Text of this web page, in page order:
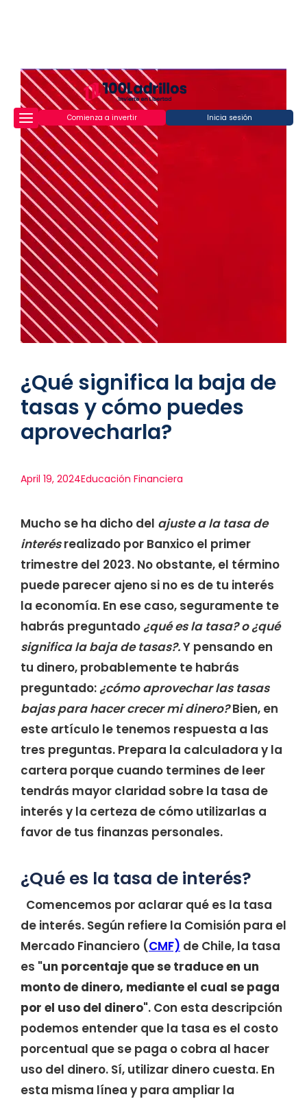
Comienza a invertir Inicia sesión
¿Qué significa la baja de
tasas y cómo puedes
aprovecharla?
April 19, 2024Educación Financiera
Mucho se ha dicho del ajuste a la tasa de
interésrealizado por Banxico el primer
trimestre del 2023. No obstante, el término
puede parecer ajeno si no es de tu interés
la economía. En ese caso, seguramente te
habrás preguntado¿qué es la tasa? o¿qué
significa la baja de tasas?.Y pensando en
tu dinero, probablemente te habrás
preguntado:¿cómo aprovechar las tasas
bajas para hacer crecer mi dinero?Bien, en
este artículo le tenemos respuesta a las
tres preguntas. Prepara la calculadora y la
cartera porque cuando termines de leer
tendrás mayor claridad sobre la tasa de
interés y la certeza de cómo utilizarlas a
favor de tus finanzas personales.
¿Qué es la tasa de interés?
Comencemos por aclarar qué es la tasa
de interés. Según refiere la Comisión para el
Mercado Financiero (CMF) de Chile, la tasa
es "un porcentaje que se traduce en un
monto de dinero, mediante el cual se paga
por el uso del dinero". Con esta descripción
podemos entender que la tasa es el costo
porcentual que se paga o cobra al hacer
uso del dinero. Sí, utilizar dinero cuesta. En
esta misma línea y para ampliar la